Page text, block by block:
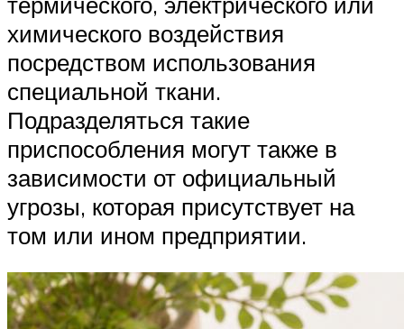
химического воздействия
посредством использования
специальной ткани.
Подразделяться такие
приспособления могут также в
зависимости от официальный
угрозы, которая присутствует на
том или ином предприятии.